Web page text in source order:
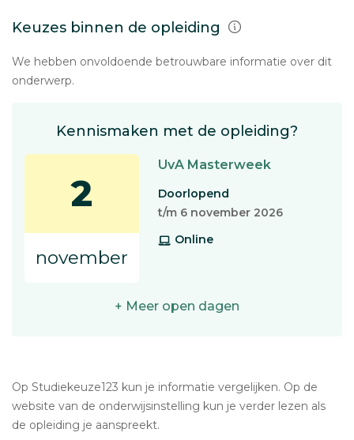
Keuzes binnen de opleiding
We hebben onvoldoende betrouwbare informatie over dit
onderwerp.
Kennismaken met de opleiding?
2
november
UvA Masterweek
Doorlopend
t/m 6 november 2026
Online
+ Meer open dagen
Op Studiekeuze123 kun je informatie vergelijken. Op de
website van de onderwijsinstelling kun je verder lezen als
de opleiding je aanspreekt.